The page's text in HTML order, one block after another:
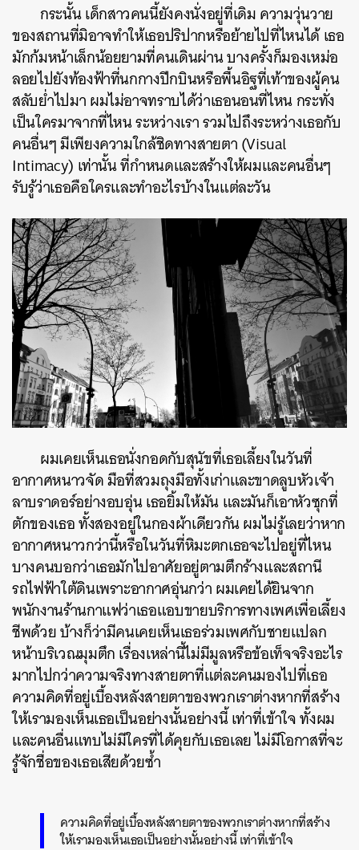
กระนั้น เด็กสาวคนนี้ยังคงนั่งอยู่ที่เดิม ความวุ่นวาย
ของสถานที่มิอาจทำให้เธอปริปากหรือย้ายไปที่ไหนได้ เธอ
มักก้มหน้าเล็กน้อยยามที่คนเดินผ่าน บางครั้งก็มองเหม่อ
ลอยไปยังท้องฟ้าที่นกกางปีกบินหรือพื้นอิฐที่เท้าของผู้คน
สลับย่ำไปมา ผมไม่อาจทราบได้ว่าเธอนอนที่ไหน กระทั่ง
เป็นใครมาจากที่ไหน ระหว่างเรา รวมไปถึงระหว่างเธอกับ
คนอื่นๆ มีเพียงความใกล้ชิดทางสายตา (Visual
Intimacy) เท่านั้น ที่กำหนดและสร้างให้ผมและคนอื่นๆ
รับรู้ว่าเธอคือใครและทำอะไรบ้างในแต่ละวัน
ผมเคยเห็นเธอนั่งกอดกับสุนัขที่เธอเลี้ยงในวันที่
อากาศหนาวจัด มือที่สวมถุงมือทั้งเก่าและขาดลูบหัวเจ้า
ลาบราดอร์อย่างอบอุ่น เธอยิ้มให้มัน และมันก็เอาหัวซุกที่
ตักของเธอ ทั้งสองอยู่ในกองผ้าเดียวกัน ผมไม่รู้เลยว่าหาก
อากาศหนาวกว่านี้หรือในวันที่หิมะตกเธอจะไปอยู่ที่ไหน
บางคนบอกว่าเธอมักไปอาศัยอยู่ตามตึกร้างและสถานี
รถไฟฟ้าใต้ดินเพราะอากาศอุ่นกว่า ผมเคยได้ยินจาก
พนักงานร้านกาแฟว่าเธอแอบขายบริการทางเพศเพื่อเลี้ยง
ชีพด้วย บ้างก็ว่ามีคนเคยเห็นเธอร่วมเพศกับชายแปลก
หน้าบริเวณมุมตึก เรื่องเหล่านี้ไม่มีมูลหรือข้อเท็จจริงอะไร
มากไปกว่าความจริงทางสายตาที่แต่ละคนมองไปที่เธอ
ความคิดที่อยู่เบื้องหลังสายตาของพวกเราต่างหากที่สร้าง
ให้เรามองเห็นเธอเป็นอย่างนั้นอย่างนี้ เท่าที่เข้าใจ ทั้งผม
และคนอื่นแทบไม่มีใครที่ได้คุยกับเธอเลย ไม่มีโอกาสที่จะ
รู้จักชื่อของเธอเสียด้วยซ้ำ
ความคิดที่อยู่เบื้องหลังสายตาของพวกเราต่างหากที่สร้าง
ให้เรามองเห็นเธอเป็นอย่างนั้นอย่างนี้ เท่าที่เข้าใจ